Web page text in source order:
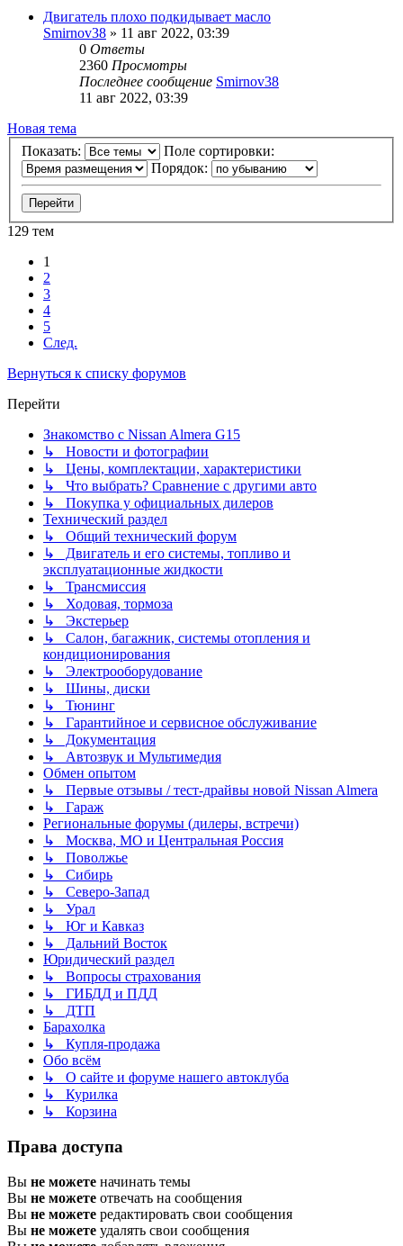
Двигатель плохо подкидывает масло
Smirnov38 » 11 авг 2022, 03:39
0 Ответы
2360 Просмотры
Последнее сообщение Smirnov38
11 авг 2022, 03:39
Новая тема
Показать:
Поле сортировки:
Порядок:
129 тем
1
2
3
4
5
След.
Вернуться к списку форумов
Перейти
Знакомство с Nissan Almera G15
↳ Новости и фотографии
↳ Цены, комплектации, характеристики
↳ Что выбрать? Сравнение с другими авто
↳ Покупка у официальных дилеров
Технический раздел
↳ Общий технический форум
↳ Двигатель и его системы, топливо и
эксплуатационные жидкости
↳ Трансмиссия
↳ Ходовая, тормоза
↳ Экстерьер
↳ Салон, багажник, системы отопления и
кондиционирования
↳ Электрооборудование
↳ Шины, диски
↳ Тюнинг
↳ Гарантийное и сервисное обслуживание
↳ Документация
↳ Автозвук и Мультимедия
Обмен опытом
↳ Первые отзывы / тест-драйвы новой Nissan Almera
↳ Гараж
Региональные форумы (дилеры, встречи)
↳ Москва, МО и Центральная Россия
↳ Поволжье
↳ Сибирь
↳ Северо-Запад
↳ Урал
↳ Юг и Кавказ
↳ Дальний Восток
Юридический раздел
↳ Вопросы страхования
↳ ГИБДД и ПДД
↳ ДТП
Барахолка
↳ Купля-продажа
Обо всём
↳ О сайте и форуме нашего автоклуба
↳ Курилка
↳ Корзина
Права доступа
Вы не можете начинать темы
Вы не можете отвечать на сообщения
Вы не можете редактировать свои сообщения
Вы не можете удалять свои сообщения